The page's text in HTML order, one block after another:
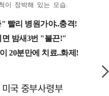
이 정박해 있는 모습.
국 중부사령부